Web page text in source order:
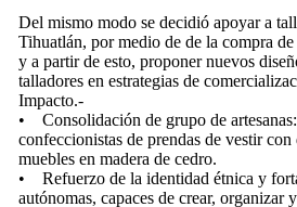
Del mismo modo se decidió apoyar a
Tihuatlán, por medio de de la compra
y a partir de esto, proponer nuevos
talladores en estrategias de
Impacto.-
• Consolidación de grupo de
confeccionistas de prendas de vestir
muebles en madera de cedro.
• Refuerzo de la identidad étnica y
autónomas, capaces de crear, organizar